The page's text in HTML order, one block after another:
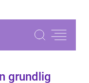
grundlig